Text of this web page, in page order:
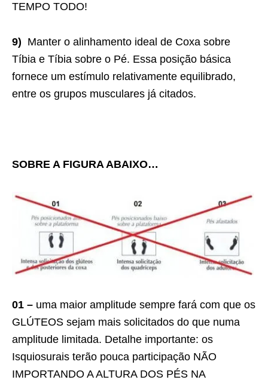
TEMPO TODO!
9) Manter o alinhamento ideal de Coxa sobre
Tíbia e Tíbia sobre o Pé. Essa posição básica
fornece um estímulo relativamente equilibrado,
entre os grupos musculares já citados.
SOBRE A FIGURA ABAIXO…
01 – uma maior amplitude sempre fará com que os
GLÚTEOS sejam mais solicitados do que numa
amplitude limitada. Detalhe importante: os
Isquiosurais terão pouca participação NÃO
IMPORTANDO A ALTURA DOS PÉS NA